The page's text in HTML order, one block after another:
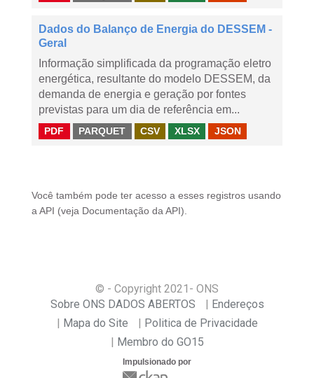
Dados do Balanço de Energia do DESSEM -
Geral
Informação simplificada da programação eletro
energética, resultante do modelo DESSEM, da
demanda de energia e geração por fontes
previstas para um dia de referência em...
PDF PARQUET CSV XLSX JSON
Você também pode ter acesso a esses registros usando
a API (veja Documentação da API ).
© - Copyright 2021 - ONS
Sobre ONS DADOS ABERTOS
Endereços
Mapa do Site
Politica de Privacidade
Membro do GO15
Impulsionado por